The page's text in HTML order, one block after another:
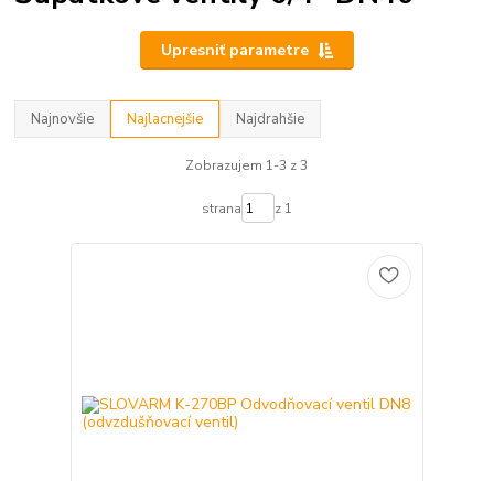
Upresniť parametre
Najnovšie Najlacnejšie Najdrahšie
Zobrazujem 1-3 z 3
strana z 1